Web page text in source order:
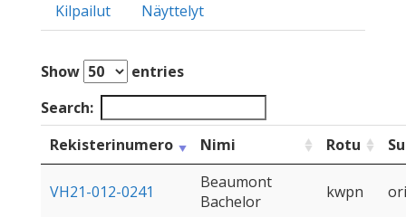
Kilpailut
Näyttelyt
Show
entries
Search:
Rekisterinumero
Nimi Rotu
VH21-012-0241
Beaumont
Bachelor
kwpn ori